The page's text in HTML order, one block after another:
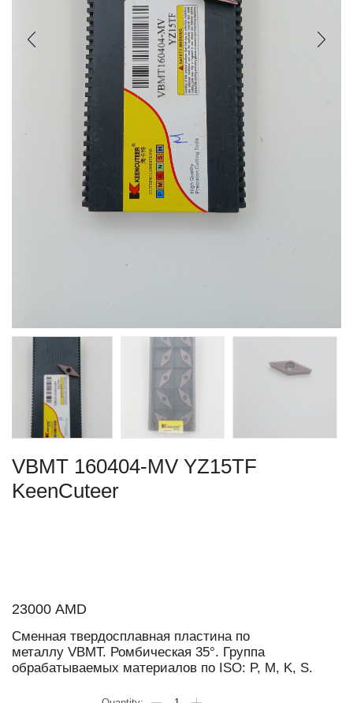
VBMT 160404-MV YZ15TF
KeenCuteer
23000 AMD
Сменная твердосплавная пластина по
металлу VBMT. Ромбическая 35°. Группа
обрабатываемых материалов по ISO: P, M, K, S.